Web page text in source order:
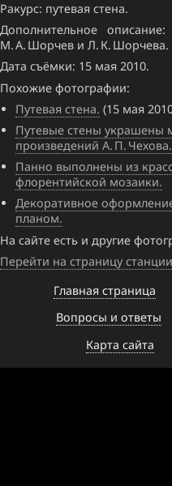
Ракурс: путевая стена.
Дополнительное
М. А. Шорчев и Л. К. Шорчева.
Дата съёмки: 15 мая 2010.
Похожие фотографии:
Путевая стена. (15 мая
Путевые стены
произведений А. П. Чехова.
Панно выполнены из
флорентийской мозаики.
Декоративное
планом.
На сайте есть и другие
Перейти на страницу
Главная страница
Вопросы и ответы
Карта сайта